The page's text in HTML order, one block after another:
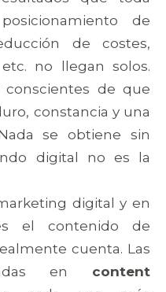
de
de costes,
no llegan solos.
de que
constancia y una
se obtiene sin
digital no es la
digital y en
el contenido de
cuenta. Las
en content